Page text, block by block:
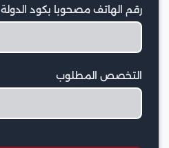
رقم الهاتف مصحوبا بكود الدولة
التخصص المطلوب